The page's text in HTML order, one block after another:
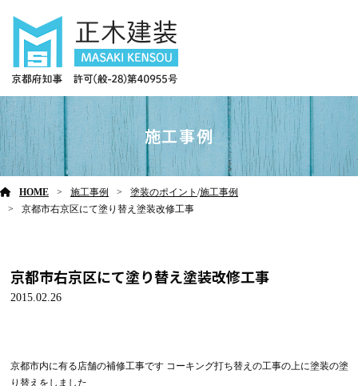
施工事例
HOME 施工事例 塗装のポイント /施工事例
京都市右京区にて塗り替え塗装改修工事
京都市右京区にて塗り替え塗装改修工事
2015.02.26
京都市内に有る店舗の補修工事です コーキング打ち替えの工事の上に塗装の塗
り替えをしました